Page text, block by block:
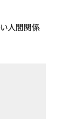
い人間関係